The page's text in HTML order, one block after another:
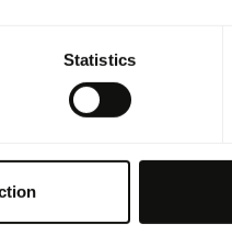
Statistics